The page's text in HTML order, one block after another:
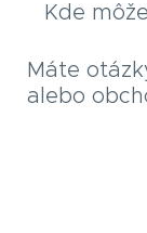
Kde
Máte
alebo